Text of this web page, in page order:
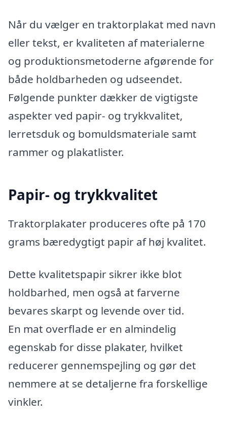
Når du vælger en traktorplakat med navn
eller tekst, er kvaliteten af materialerne
og produktionsmetoderne afgørende for
både holdbarheden og udseendet.
Følgende punkter dækker de vigtigste
aspekter ved papir- og trykkvalitet,
lerretsduk og bomuldsmateriale samt
rammer og plakatlister.
Papir- og trykkvalitet
Traktorplakater produceres ofte på 170
grams bæredygtigt papir af høj kvalitet.
Dette kvalitetspapir sikrer ikke blot
holdbarhed, men også at farverne
bevares skarpt og levende over tid.
En mat overflade er en almindelig
egenskab for disse plakater, hvilket
reducerer gennemspejling og gør det
nemmere at se detaljerne fra forskellige
vinkler.